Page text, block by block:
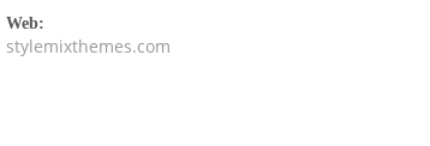
Web:
stylemixthemes.com